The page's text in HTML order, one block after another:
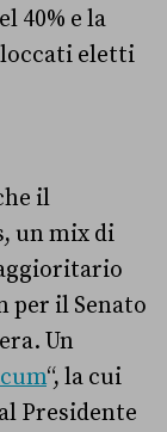
40% e la
eletti
il
un mix di
per il Senato
Un
“, la cui
Presidente